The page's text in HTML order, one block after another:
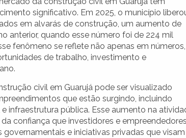
significativo. Em 2025, o município
em alvarás de construção, um aumento de
anterior, quando esse número foi de 224 mil
fenômeno se reflete não apenas em números,
de trabalho, investimento e
civil em Guarujá pode ser visualizado
que estão surgindo, incluindo
infraestrutura pública. Esse aumento na
confiança que investidores e empreendedores
e iniciativas privadas que visam